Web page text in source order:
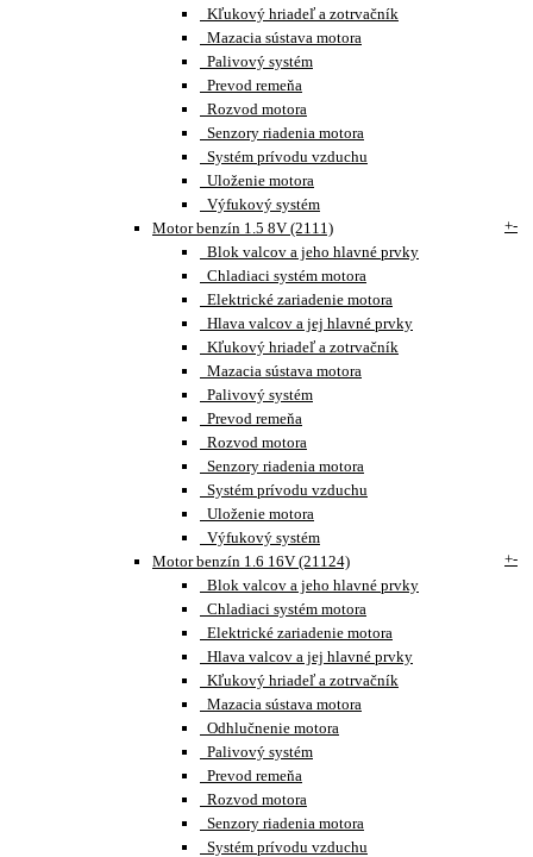
Kľukový hriadeľ a zotrvačník
Mazacia sústava motora
Palivový systém
Prevod remeňa
Rozvod motora
Senzory riadenia motora
Systém prívodu vzduchu
Uloženie motora
Výfukový systém
Motor benzín 1.5 8V (2111)
+-
Blok valcov a jeho hlavné prvky
Chladiaci systém motora
Elektrické zariadenie motora
Hlava valcov a jej hlavné prvky
Kľukový hriadeľ a zotrvačník
Mazacia sústava motora
Palivový systém
Prevod remeňa
Rozvod motora
Senzory riadenia motora
Systém prívodu vzduchu
Uloženie motora
Výfukový systém
Motor benzín 1.6 16V (21124)
+-
Blok valcov a jeho hlavné prvky
Chladiaci systém motora
Elektrické zariadenie motora
Hlava valcov a jej hlavné prvky
Kľukový hriadeľ a zotrvačník
Mazacia sústava motora
Odhlučnenie motora
Palivový systém
Prevod remeňa
Rozvod motora
Senzory riadenia motora
Systém prívodu vzduchu